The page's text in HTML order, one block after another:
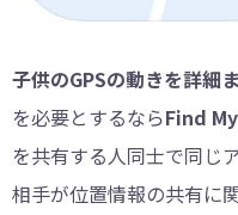
子供のGPSの動きを詳細
を必要とするならFind
を共有する人同士で同じ
相手が位置情報の共有に